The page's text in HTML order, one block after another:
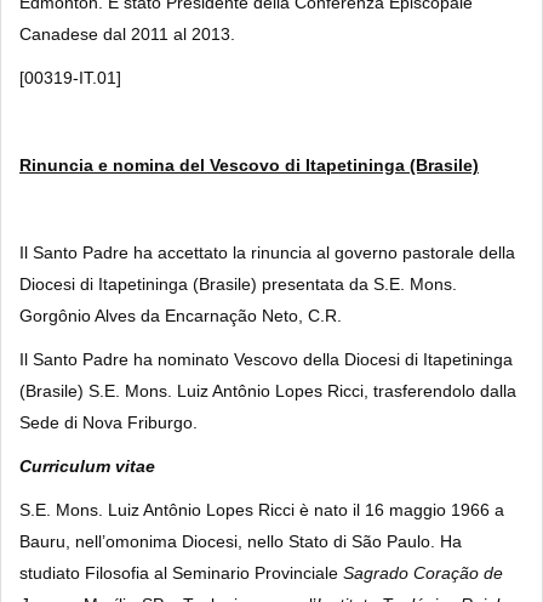
Canadese dal 2011 al 2013.
[00319-IT.01]
Rinuncia e nomina del Vescovo di Itapetininga (Brasile)
Il Santo Padre ha accettato la rinuncia al governo pastorale della
Diocesi di Itapetininga (Brasile) presentata da S.E. Mons.
Gorgônio Alves da Encarnação Neto, C.R.
Il Santo Padre ha nominato Vescovo della Diocesi di Itapetininga
(Brasile) S.E. Mons. Luiz Antônio Lopes Ricci, trasferendolo dalla
Sede di Nova Friburgo.
Curriculum vitae
S.E. Mons. Luiz Antônio Lopes Ricci è nato il 16 maggio 1966 a
Bauru, nell’omonima Diocesi, nello Stato di São Paulo. Ha
studiato Filosofia al Seminario Provinciale Sagrado Coração de